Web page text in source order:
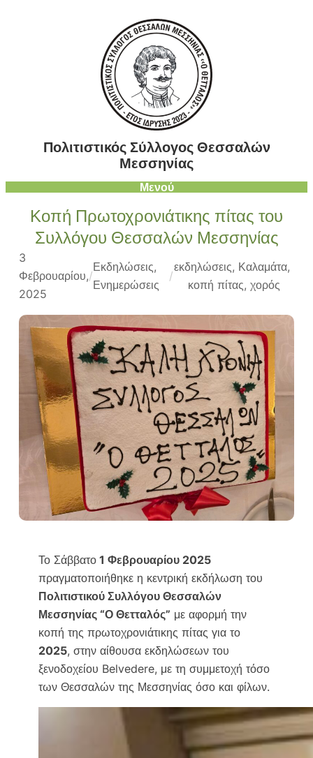
Πολιτιστικός Σύλλογος Θεσσαλών
Μεσσηνίας
Μενού
Κοπή Πρωτοχρονιάτικης πίτας του
Συλλόγου Θεσσαλών Μεσσηνίας
3
Φεβρουαρίου,
2025
/
Εκδηλώσεις
Ενημερώσεις
/
εκδηλώσεις, Καλαμάτα
κοπή πίτας, χορός
Το Σάββατο1 Φεβρουαρίου 2025
πραγματοποιήθηκε η κεντρική εκδήλωση του
Πολιτιστικού Συλλόγου Θεσσαλών
Μεσσηνίας “Ο Θετταλός” με αφορμή την
κοπή της πρωτοχρονιάτικης πίτας για το
2025, στην αίθουσα εκδηλώσεων του
ξενοδοχείου Belvedere, με τη συμμετοχή τόσο
των Θεσσαλών της Μεσσηνίας όσο και φίλων.